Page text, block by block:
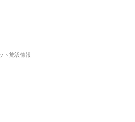
ト施設情報